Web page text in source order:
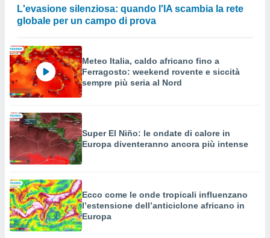
L'evasione silenziosa: quando l'IA scambia la rete
globale per un campo di prova
Meteo Italia, caldo africano fino a
Ferragosto: weekend rovente e siccità
sempre più seria al Nord
Super El Niño: le ondate di calore in
Europa diventeranno ancora più intense
Ecco come le onde tropicali influenzano
l’estensione dell’anticiclone africano in
Europa